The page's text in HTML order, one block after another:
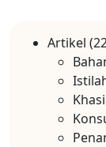
Artikel